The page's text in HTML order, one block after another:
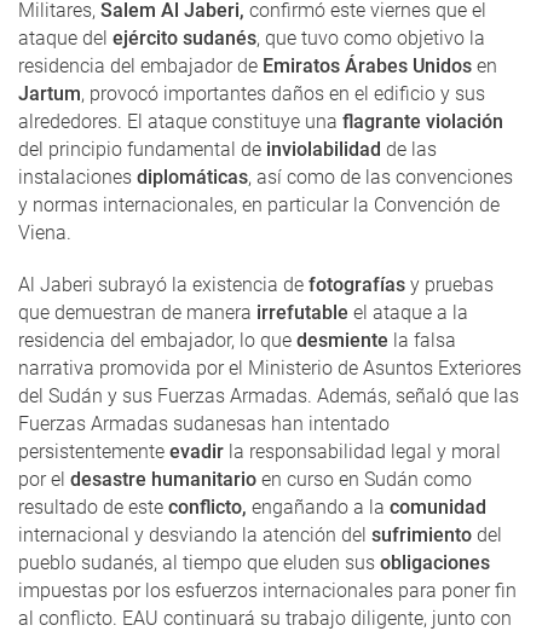
Militares, Salem Al Jaberi, confirmó este viernes que el
ataque del ejército sudanés, que tuvo como objetivo la
residencia del embajador de Emiratos Árabes Unidos en
Jartum, provocó importantes daños en el edificio y sus
alrededores. El ataque constituye una flagrante violación
del principio fundamental de inviolabilidad de las
instalaciones diplomáticas, así como de las convenciones
y normas internacionales, en particular la Convención de
Viena.
Al Jaberi subrayó la existencia de fotografías y pruebas
que demuestran de manera irrefutable el ataque a la
residencia del embajador, lo que desmiente la falsa
narrativa promovida por el Ministerio de Asuntos Exteriores
del Sudán y sus Fuerzas Armadas. Además, señaló que las
Fuerzas Armadas sudanesas han intentado
persistentemente evadir la responsabilidad legal y moral
por el desastre humanitario en curso en Sudán como
resultado de este conflicto, engañando a la comunidad
internacional y desviando la atención del sufrimiento del
pueblo sudanés, al tiempo que eluden sus obligaciones
impuestas por los esfuerzos internacionales para poner fin
al conflicto. EAU continuará su trabajo diligente, junto con